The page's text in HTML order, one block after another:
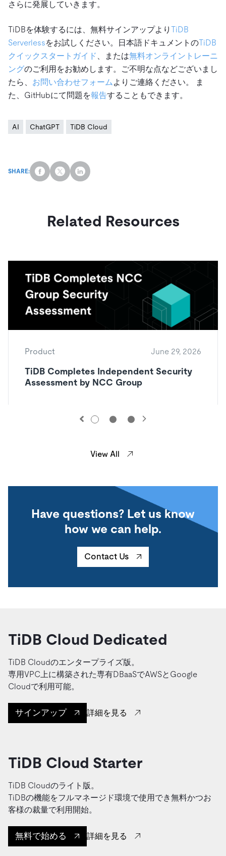
さらに発展していきます。
TiDBを体験するには、無料サインアップより TiDB
Serverlessをお試しください。日本語ドキュメントのTiDB
クイックスタートガイド 、または無料オンライントレーニ
ングのご利用をお勧めします。ご不明な点などございまし
たら、 お問い合わせフォームよりご連絡ください。 ま
た、GitHubにて問題を報告することもできます。
AI ChatGPT TiDB Cloud
SHARE:
Related Resources
Product June 29, 2026
TiDB Completes Independent Security
Assessment by NCC Group
View All
Have questions? Let us know
how we can help.
Contact Us
TiDB Cloud Dedicated
TiDB Cloudのエンタープライズ版。
専用VPC上に構築された専有DBaaSでAWSとGoogle
Cloudで利用可能。
サインアップ 詳細を見る
TiDB Cloud Starter
TiDB Cloudのライト版。
TiDBの機能をフルマネージド環境で使用でき無料かつお
客様の裁量で利用開始。
無料で始める 詳細を見る